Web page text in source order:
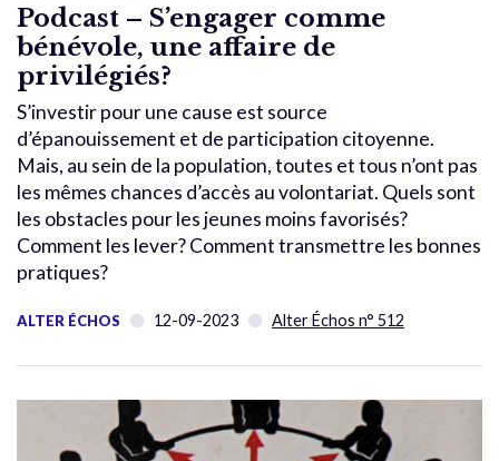
Podcast – S’engager comme
bénévole, une affaire de
privilégiés?
S’investir pour une cause est source
d’épanouissement et de participation citoyenne.
Mais, au sein de la population, toutes et tous n’ont pas
les mêmes chances d’accès au volontariat. Quels sont
les obstacles pour les jeunes moins favorisés?
Comment les lever? Comment transmettre les bonnes
pratiques?
ALTER ÉCHOS 12-09-2023 Alter Échos n° 512